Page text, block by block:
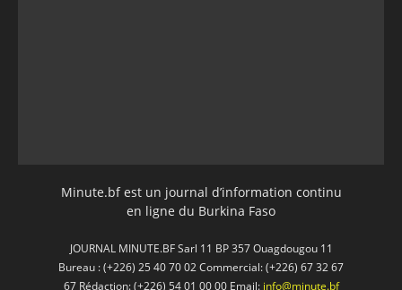
Minute.bf est un journal d’information continu
en ligne du Burkina Faso
JOURNAL MINUTE.BF Sarl 11 BP 357 Ouagdougou 11
Bureau : (+226) 25 40 70 02 Commercial: (+226) 67 32 67
67 Rédaction: (+226) 54 01 00 00 Email: info@minute.bf